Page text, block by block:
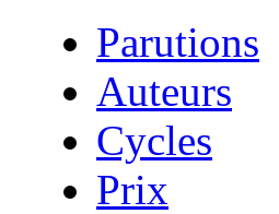
Parutions
Auteurs
Cycles
Prix